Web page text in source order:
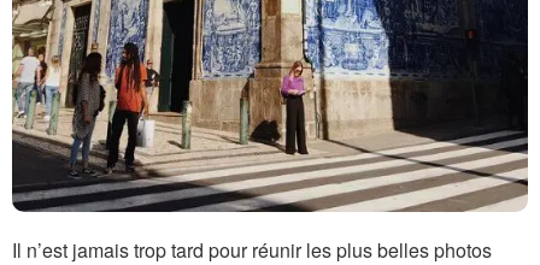
Il n’est jamais trop tard pour réunir les plus belles photos